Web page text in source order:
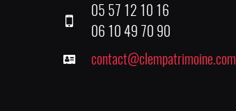
05 57 12 10 16
06 10 49 70 90
contact@clempatrimoine.com